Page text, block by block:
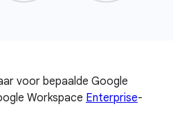
voor bepaalde Google
Workspace Enterprise-